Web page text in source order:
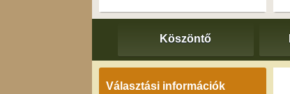
Köszöntő
Választási információk